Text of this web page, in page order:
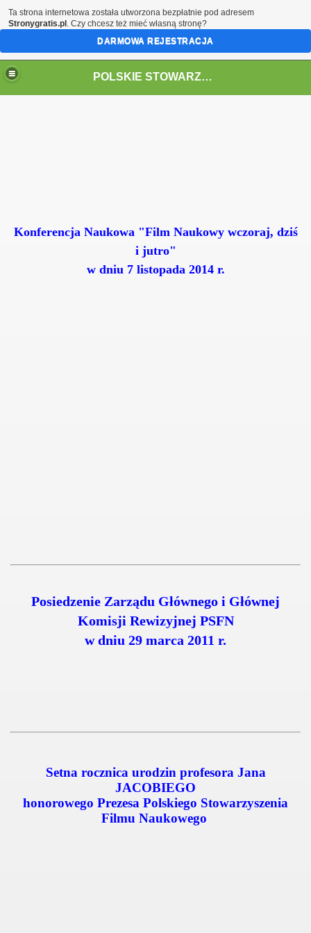
POLSKIE STOWARZYSZENIE FILMU NAUKOWEGO
Konferencja Naukowa "Film Naukowy wczoraj, dziś
i jutro"
w dniu 7 listopada 2014 r.
Posiedzenie Zarządu Głównego i Głównej
Komisji Rewizyjnej PSFN
w dniu 29 marca 2011 r.
Setna rocznica urodzin profesora Jana
JACOBIEGO
honorowego Prezesa Polskiego Stowarzyszenia
Filmu Naukowego
Ta strona internetowa została utworzona bezpłatnie pod adresem
Stronygratis.pl . Czy chcesz też mieć własną stronę?
DARMOWA REJESTRACJA